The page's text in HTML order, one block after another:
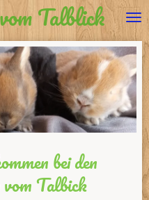
Talblick
bei den
Talbick